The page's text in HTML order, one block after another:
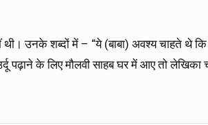
उनके शब्दों में – “ये (बाबा) अवश्य चाहते थे
पढ़ाने के लिए मौलवी साहब घर में आए तो लेखिका